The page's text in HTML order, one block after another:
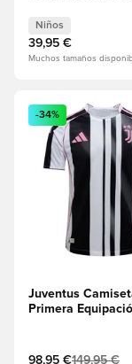
Niños
39,95 €
Muchos tamaños
Abre un modal
-34%
Juventus
Primera
98,95 €149,95 €